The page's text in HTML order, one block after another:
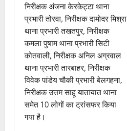
निरीक्षक अंजना केरकेट्टा थाना
प्रभारी तोरवा, निरीक्षक दामोदर मिश्रा
थाना प्रभारी तखतपुर, निरीक्षक
कमला पुषाम थाना प्रभारी सिटी
कोतवाली, निरीक्षक अनिल अग्रवाल
थाना प्रभारी तारबाहर, निरीक्षक
विवेक पांडेय चौकी प्रभारी बेलगहना,
निरीक्षक उत्तम साहू यातायात थाना
समेत 10 लोगों का ट्रांसफर किया
गया है।